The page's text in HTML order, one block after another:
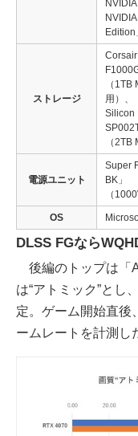
Edition
ストレージ
（
用）、
Silicon
（
電源ユニット
Super
BK」
（
OS
DLSS FGなら
後編のトップは「
は“アトミック”とし
定。ゲーム開始直後
ームレートを計測し